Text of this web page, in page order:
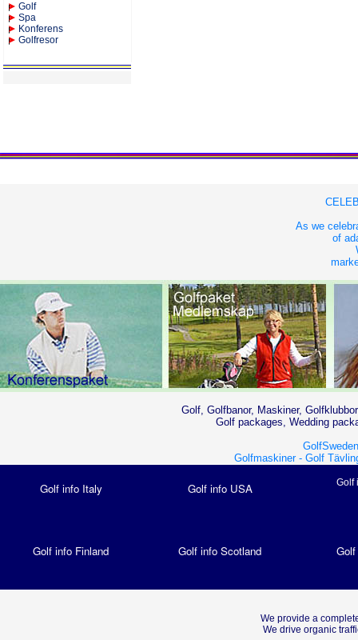
Golf
Spa
Konferens
Golfresor
As we
of
Golf, Golfbanor, Maskiner,
Golf packages, Wedding
Golfmaskiner - Golf
Golf info Italy Golf info USA Golf
Golf info Finland Golf info Scotland
We provide a
We drive organic